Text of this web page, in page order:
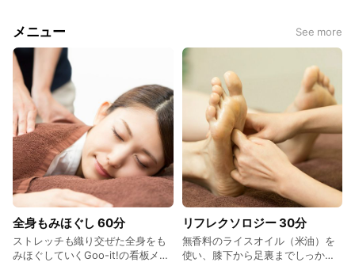
本格もみほぐしを60分3,980円（税込）にてご提供。お急ぎの
お客様には30分2,480円（税込）メニューもご用意。全身のも
みほぐしはもちろん、足つぼ・リフレクソロジー、アロマほぐ
し、ヘッドほぐし、セットメニュー、オプションメニューもラ
インナップ。
練馬のマッサージファンの駆け込み寺はグイットへ！
メニュー See more
全身もみほぐし 60分
ストレッチも織り交ぜた全身をも
みほぐしていくGoo-it!の看板メニ
リフレクソロジー 30分
無香料のライスオイル（米油）を
使い、膝下から足裏までしっかり